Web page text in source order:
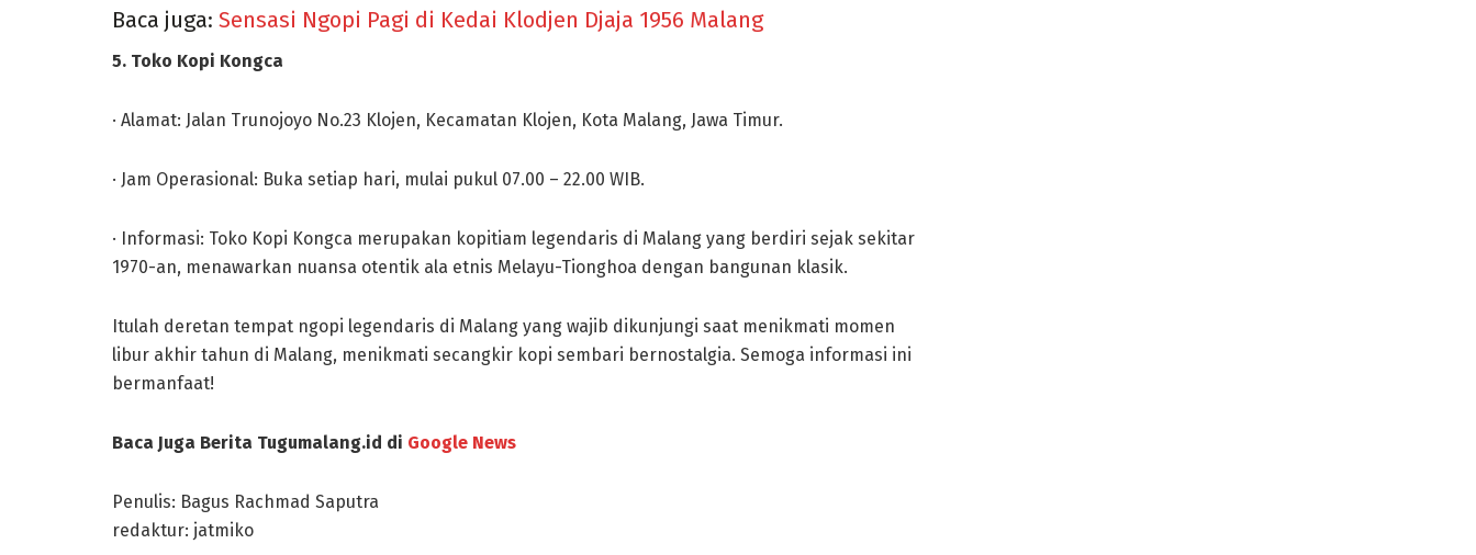
Baca juga: Sensasi Ngopi Pagi di Kedai Klodjen Djaja 1956 Malang
5. Toko Kopi Kongca
· Alamat: Jalan Trunojoyo No.23 Klojen, Kecamatan Klojen, Kota Malang, Jawa Timur.
· Jam Operasional: Buka setiap hari, mulai pukul 07.00 – 22.00 WIB.
· Informasi: Toko Kopi Kongca merupakan kopitiam legendaris di Malang yang berdiri sejak sekitar
1970-an, menawarkan nuansa otentik ala etnis Melayu-Tionghoa dengan bangunan klasik.
Itulah deretan tempat ngopi legendaris di Malang yang wajib dikunjungi saat menikmati momen
libur akhir tahun di Malang, menikmati secangkir kopi sembari bernostalgia. Semoga informasi ini
bermanfaat!
Baca Juga Berita Tugumalang.id di Google News
Penulis: Bagus Rachmad Saputra
redaktur: jatmiko